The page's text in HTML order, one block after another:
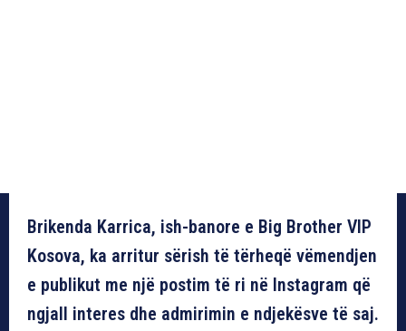
Brikenda Karrica, ish-banore e Big Brother VIP
Kosova, ka arritur sërish të tërheqë vëmendjen
e publikut me një postim të ri në Instagram që
ngjall interes dhe admirimin e ndjekësve të saj.